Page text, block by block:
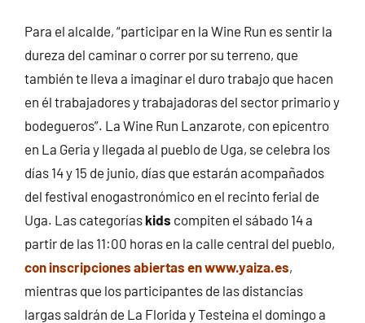
Para el alcalde, “participar en la Wine Run es sentir la
dureza del caminar o correr por su terreno, que
también te lleva a imaginar el duro trabajo que hacen
en él trabajadores y trabajadoras del sector primario y
bodegueros”. La Wine Run Lanzarote, con epicentro
en La Geria y llegada al pueblo de Uga, se celebra los
días 14 y 15 de junio, días que estarán acompañados
del festival enogastronómico en el recinto ferial de
Uga. Las categoríaskids compiten el sábado 14 a
partir de las 11:00 horas en la calle central del pueblo,
con inscripciones abiertas en www.yaiza.es,
mientras que los participantes de las distancias
largas saldrán de La Florida y Testeina el domingo a